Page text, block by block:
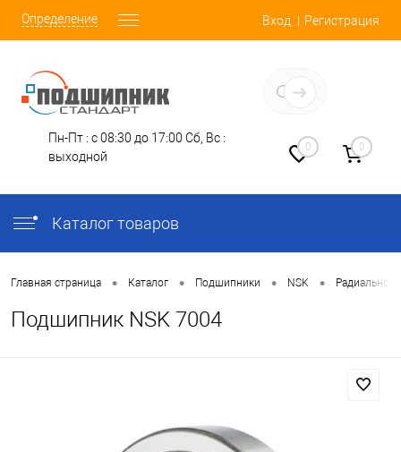
Определение Вход Регистрация
Пн-Пт : с 08:30 до 17:00 Сб, Вс :
выходной
0 0
Каталог товаров
Главная страница • Каталог • Подшипники • NSK • Радиально-
Подшипник NSK 7004